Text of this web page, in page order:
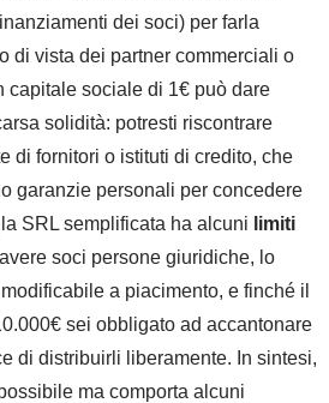
dei soci) per farla
di vista dei partner commerciali o
capitale sociale di 1€ può dare
solidità: potresti riscontrare
di fornitori o istituti di credito, che
garanzie personali per concedere
SRL semplificata ha alcuni limiti
soci persone giuridiche, lo
a piacimento, e finché il
sei obbligato ad accantonare
di distribuirli liberamente. In sintesi,
ma comporta alcuni